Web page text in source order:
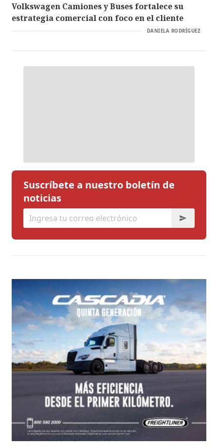
Volkswagen Camiones y Buses fortalece su
estrategia comercial con foco en el cliente
DANIELA RODRÍGUEZ
Suscríbete a nuestro boletín de
noticias